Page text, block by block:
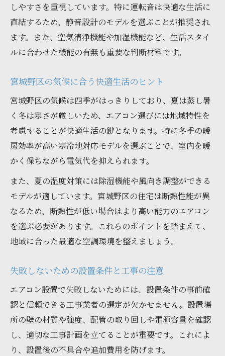
しやすさを重視しています。特に運転音は快適な生活に
直結するため、静音設計のモデルを選ぶことが推奨され
ます。また、空気清浄機能や加湿機能など、生活スタイ
ルに合わせた機能の有無も重要な判断材料です。
宮城野区の気候に合う快適生活のヒント
宮城野区の気候は四季がはっきりしており、夏は蒸し暑
く冬は寒さが厳しいため、エアコン選びには地域特性を
考慮することが快適生活の鍵となります。特に冬季の暖
房効率が高い寒冷地対応モデルを選ぶことで、室内を暖
かく保ちながら電気代を抑えられます。
また、夏の湿度対策には除湿機能や風向き調整ができる
モデルが適しています。宮城野区の住宅は断熱性能が異
なるため、断熱性が低い場合はより高い能力のエアコン
を選ぶ必要があります。これらのポイントを踏まえて、
地域に合った最適な空調環境を整えましょう。
失敗しないための設置条件と工事の注意
エアコン設置で失敗しないためには、設置条件の事前確
認と信頼できる工事業者の選定が欠かせません。設置場
所の壁の材質や強度、配管の取り回しや電源容量を確認
し、適切な工事計画を立てることが重要です。これによ
り、設置後の不具合や追加費用を防げます。